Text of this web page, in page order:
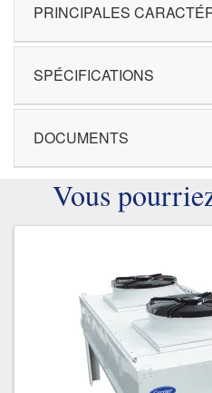
PRINCIPALES
SPÉCIFICATIONS
DOCUMENTS
Vous